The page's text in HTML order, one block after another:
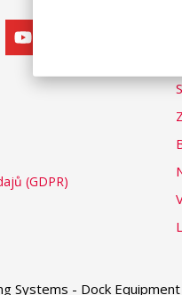
(GDPR)
Systems - Dock